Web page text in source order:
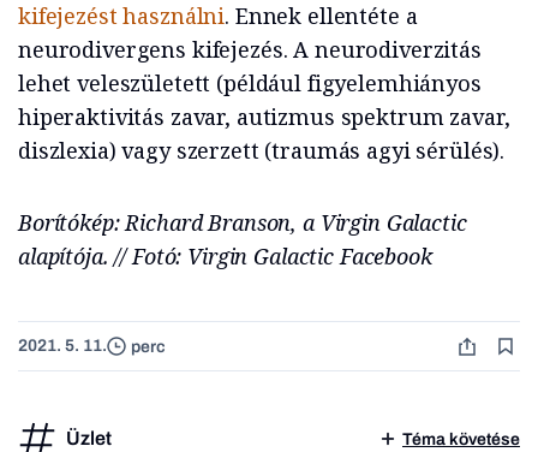
kifejezést használni. Ennek ellentéte a
neurodivergens kifejezés. A neurodiverzitás
lehet veleszületett (például figyelemhiányos
hiperaktivitás zavar, autizmus spektrum zavar,
diszlexia) vagy szerzett (traumás agyi sérülés).
Borítókép: Richard Branson, a Virgin Galactic
alapítója. // Fotó: Virgin Galactic Facebook
2021. 5. 11. perc
Üzlet Téma követése